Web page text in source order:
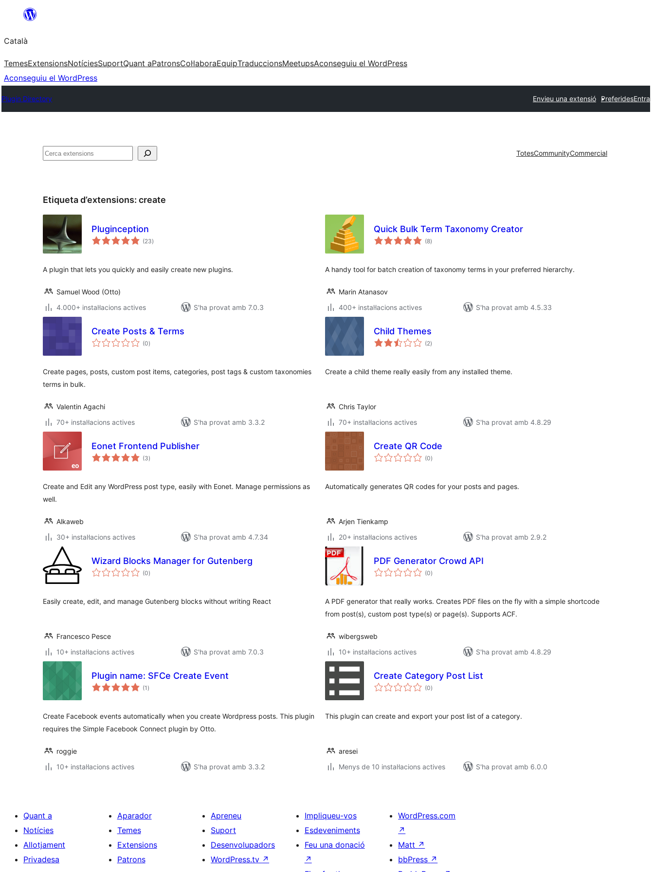
contingut
Català
TemesExtensionsNotíciesSuportQuant aPatronsCol·laboraEquipTraduccionsMeetupsAconseguiu el WordPress
Aconseguiu el WordPress
Plugin Directory Envieu una extensió PreferidesEntra
Cerca TotesCommunityCommercial
Etiqueta d’extensions: create
Pluginception
(23puntuacions
totals
)
A plugin that lets you quickly and easily create new plugins.
Samuel Wood (Otto)
4.000+ instal·lacions actives
S'ha provat amb 7.0.3
Quick Bulk Term Taxonomy Creator
(8puntuacions
totals
)
A handy tool for batch creation of taxonomy terms in your preferred hierarchy.
Marin Atanasov
400+ instal·lacions actives
S'ha provat amb 4.5.33
Create Posts & Terms
(0puntuacions
totals
)
Create pages, posts, custom post items, categories, post tags & custom taxonomies
terms in bulk.
Valentin Agachi
70+ instal·lacions actives
S'ha provat amb 3.3.2
Child Themes
(2puntuacions
totals
)
Create a child theme really easily from any installed theme.
Chris Taylor
70+ instal·lacions actives
S'ha provat amb 4.8.29
Eonet Frontend Publisher
(3puntuacions
totals
)
Create and Edit any WordPress post type, easily with Eonet. Manage permissions as
well.
Alkaweb
30+ instal·lacions actives
S'ha provat amb 4.7.34
Create QR Code
(0puntuacions
totals
)
Automatically generates QR codes for your posts and pages.
Arjen Tienkamp
20+ instal·lacions actives
S'ha provat amb 2.9.2
Wizard Blocks Manager for Gutenberg
(0puntuacions
totals
)
Easily create, edit, and manage Gutenberg blocks without writing React
Francesco Pesce
10+ instal·lacions actives
S'ha provat amb 7.0.3
PDF Generator Crowd API
(0puntuacions
totals
)
A PDF generator that really works. Creates PDF files on the fly with a simple shortcode
from post(s), custom post type(s) or page(s). Supports ACF.
wibergsweb
10+ instal·lacions actives
S'ha provat amb 4.8.29
Plugin name: SFCe Create Event
(1 puntuacions
totals
)
Create Facebook events automatically when you create Wordpress posts. This plugin
requires the Simple Facebook Connect plugin by Otto.
roggie
10+ instal·lacions actives
S'ha provat amb 3.3.2
Create Category Post List
(0puntuacions
totals
)
This plugin can create and export your post list of a category.
aresei
Menys de 10 instal·lacions actives
S'ha provat amb 6.0.0
Quant a
Notícies
Allotjament
Privadesa
Aparador
Temes
Extensions
Patrons
Apreneu
Suport
Desenvolupadors
WordPress.tv ↗
Impliqueu-vos
Esdeveniments
Feu una donació
↗
WordPress.com
↗
Matt ↗
bbPress ↗